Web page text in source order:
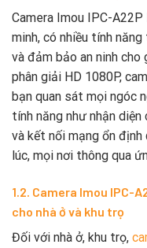
Camera Imou IPC-
minh, có nhiều tính
và đảm bảo an ninh
phân giải HD 1080P,
bạn quan sát mọi ngóc
tính năng như nhận
và kết nối mạng ổn
lúc, mọi nơi thông qua
1.2. Camera Imou IPC-
cho nhà ở và khu trọ
Đối với nhà ở, khu trọ,